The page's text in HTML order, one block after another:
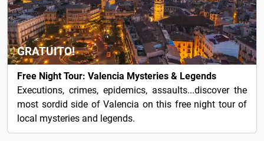
GRATUITO!
Free Night Tour: Valencia Mysteries & Legends
Executions, crimes, epidemics, assaults...discover the
most sordid side of Valencia on this free night tour of
local mysteries and legends.